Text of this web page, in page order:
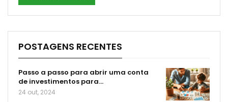
POSTAGENS RECENTES
Passo a passo para abrir uma conta
de investimentos para…
24 out, 2024